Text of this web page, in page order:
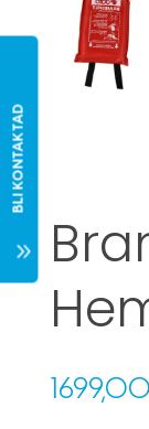
1699,00
7
BLI KONTAKTAD